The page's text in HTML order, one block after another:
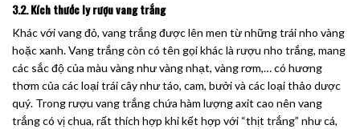
3.2. Kích thước ly rượu vang trắng
Khác với vang đỏ, vang trắng được lên men từ những trái nho vàng
hoặc xanh. Vang trắng còn có tên gọi khác là rượu nho trắng, mang
các sắc độ của màu vàng như vàng nhạt, vàng rơm,… có hương
thơm của các loại trái cây như táo, cam, bưởi và các loại thảo dược
quý. Trong rượu vang trắng chứa hàm lượng axit cao nên vang
trắng có vị chua, rất thích hợp khi kết hợp với “thịt trắng” như cá,